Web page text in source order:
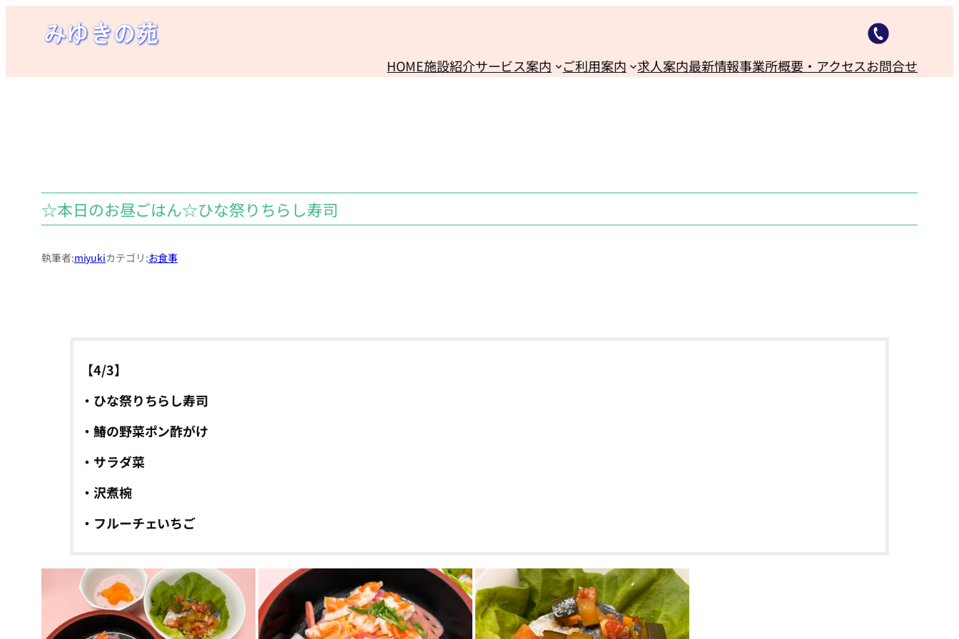
HOME施設紹介サービス案内 ご利用案内 求人案内最新情報事業所概要・アクセスお問合せ
☆本日のお昼ごはん☆ひな祭りちらし寿司
執筆者:miyukiカテゴリ:お食事
【4/3】
・ひな祭りちらし寿司
・鰆の野菜ポン酢がけ
・サラダ菜
・沢煮椀
・フルーチェいちご